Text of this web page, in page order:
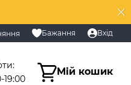
Бажання Вхід
19:00
Мій кошик